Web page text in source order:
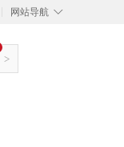
◇
网站导航
>